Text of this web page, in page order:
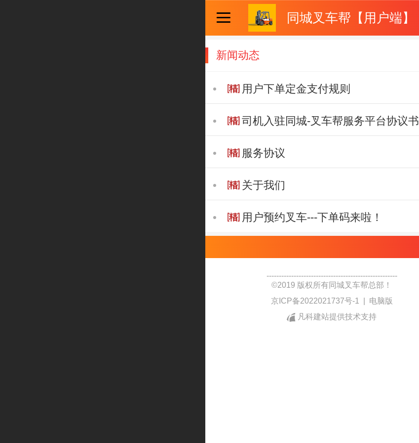
同城叉车帮【用户端】
新闻动态
用户下单定金支付规则
司机入驻同城-叉车帮服务平台协议书
服务协议
关于我们
用户预约叉车---下单码来啦！
-----------------------------------------------------
©2019 版权所有同城叉车帮总部！
京ICP备2022021737号-1
电脑版
凡科建站提供技术支持